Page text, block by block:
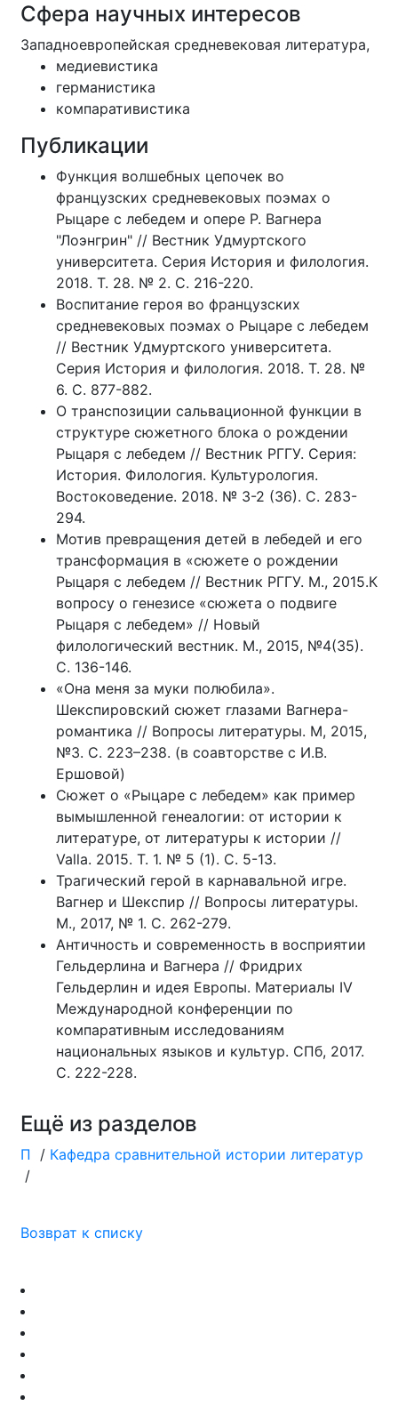
Сфера научных интересов
Западноевропейская средневековая литература,
медиевистика
германистика
компаративистика
Публикации
Функция волшебных цепочек во
французских средневековых поэмах о
Рыцаре с лебедем и опере Р. Вагнера
"Лоэнгрин" // Вестник Удмуртского
университета. Серия История и филология.
2018. Т. 28. № 2. С. 216-220.
Воспитание героя во французских
средневековых поэмах о Рыцаре с лебедем
// Вестник Удмуртского университета.
Серия История и филология. 2018. Т. 28. №
6. С. 877-882.
О транспозиции сальвационной функции в
структуре сюжетного блока о рождении
Рыцаря с лебедем // Вестник РГГУ. Серия:
История. Филология. Культурология.
Востоковедение. 2018. № 3-2 (36). С. 283-
294.
Мотив превращения детей в лебедей и его
трансформация в «сюжете о рождении
Рыцаря с лебедем // Вестник РГГУ. М., 2015.К
вопросу о генезисе «сюжета о подвиге
Рыцаря с лебедем» // Новый
филологический вестник. М., 2015, №4(35).
С. 136-146.
«Она меня за муки полюбила».
Шекспировский сюжет глазами Вагнера-
романтика // Вопросы литературы. М, 2015,
№3. С. 223–238. (в соавторстве с И.В.
Ершовой)
Cюжет о «Рыцаре с лебедем» как пример
вымышленной генеалогии: от истории к
литературе, от литературы к истории //
Valla. 2015. Т. 1. № 5 (1). С. 5-13.
Трагический герой в карнавальной игре.
Вагнер и Шекспир // Вопросы литературы.
М., 2017, № 1. С. 262-279.
Античность и современность в восприятии
Гельдерлина и Вагнера // Фридрих
Гельдерлин и идея Европы. Материалы IV
Международной конференции по
компаративным исследованиям
национальных языков и культур. СПб, 2017.
С. 222-228.
Ещё из разделов
П / Кафедра сравнительной истории литератур
/
Возврат к списку